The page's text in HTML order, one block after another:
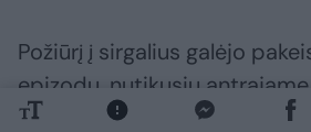
Požiūrį į sirgalius galėjo
epizodų, nutikusių antrajame
Pirmasis – po Roko Pukšto